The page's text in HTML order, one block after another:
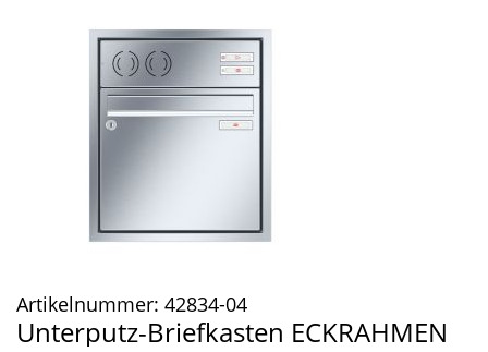
Artikelnummer: 42834-04
Unterputz-Briefkasten ECKRAHMEN